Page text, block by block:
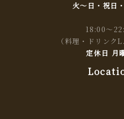
火～日・祝日
18:00～
（料理・ドリンク
定休日 月